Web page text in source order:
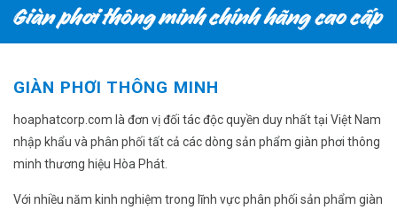
GIÀN PHƠI THÔNG MINH
hoaphatcorp.com là đơn vị đối tác độc quyền duy nhất tại Việt Nam
nhập khẩu và phân phối tất cả các dòng sản phẩm giàn phơi thông
minh thương hiệu Hòa Phát.
Với nhiều năm kinh nghiệm trong lĩnh vực phân phối sản phẩm giàn